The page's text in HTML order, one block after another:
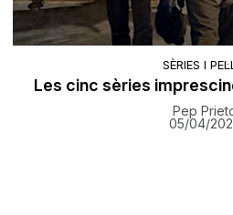
SÈRIES I
Les cinc sèries
Pep
05/04/